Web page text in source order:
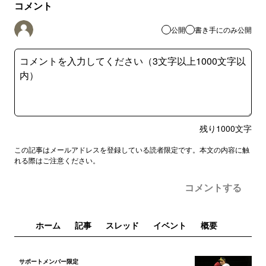
コメント
公開 書き手にのみ公開
残り 1000文字
この記事はメールアドレスを登録している読者限定です。本文の内容に触
れる際はご注意ください。
コメントする
ホーム 記事 スレッド イベント 概要
サポートメンバー限定